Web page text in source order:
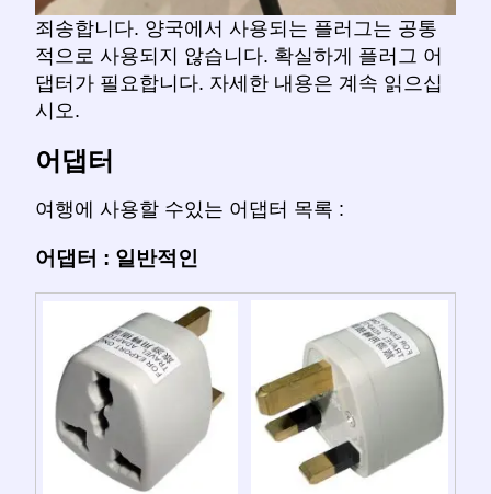
죄송합니다. 양국에서 사용되는 플러그는 공통
적으로 사용되지 않습니다. 확실하게 플러그 어
댑터가 필요합니다. 자세한 내용은 계속 읽으십
시오.
어댑터
여행에 사용할 수있는 어댑터 목록 :
어댑터 : 일반적인